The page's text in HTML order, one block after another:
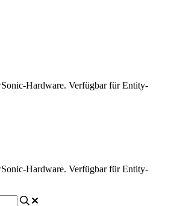
Hardware. Verfügbar für Entity-
Hardware. Verfügbar für Entity-